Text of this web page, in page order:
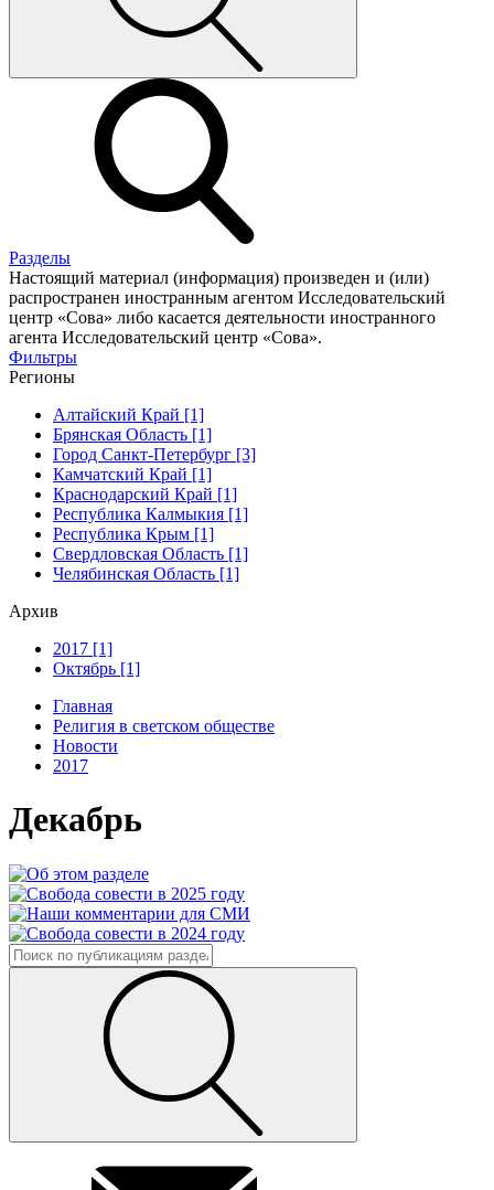
Разделы
Настоящий материал (информация) произведен и (или)
распространен иностранным агентом Исследовательский
центр «Сова» либо касается деятельности иностранного
агента Исследовательский центр «Сова».
Фильтры
Регионы
Алтайский Край [1]
Брянская Область [1]
Город Санкт-Петербург [3]
Камчатский Край [1]
Краснодарский Край [1]
Республика Калмыкия [1]
Республика Крым [1]
Свердловская Область [1]
Челябинская Область [1]
Архив
2017 [1]
Октябрь [1]
Главная
Религия в светском обществе
Новости
2017
Декабрь